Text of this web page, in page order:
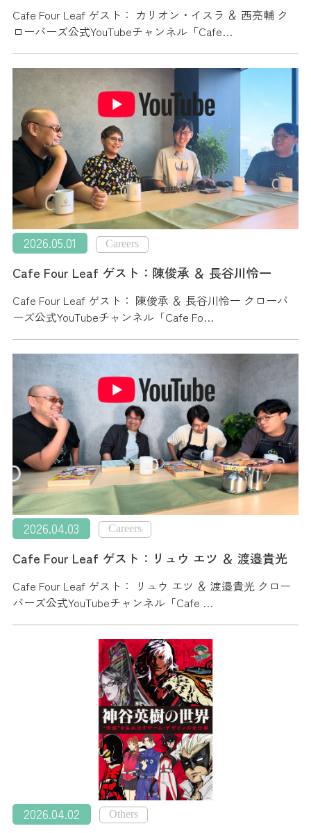
Cafe Four Leaf ゲスト： カリオン・イスラ ＆ 西亮輔 ク
ローバーズ公式YouTubeチャンネル「Cafe…
2026.05.01 Careers
Cafe Four Leaf ゲスト：陳俊承 ＆ 長谷川怜一
Cafe Four Leaf ゲスト： 陳俊承 ＆ 長谷川怜一 クローバ
ーズ公式YouTubeチャンネル「Cafe Fo…
2026.04.03 Careers
Cafe Four Leaf ゲスト：リュウ エツ ＆ 渡邉貴光
Cafe Four Leaf ゲスト： リュウ エツ ＆ 渡邉貴光 クロー
バーズ公式YouTubeチャンネル「Cafe …
2026.04.02 Others